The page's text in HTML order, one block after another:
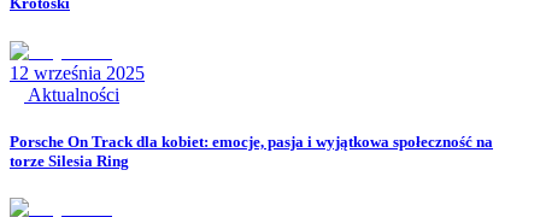
12 września 2025
Aktualności
Porsche On Track dla kobiet: emocje, pasja i wyjątkowa społeczność na
torze Silesia Ring